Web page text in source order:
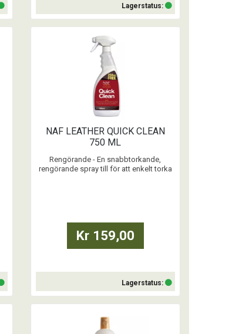
Lagerstatus:
Köp
NAF LEATHER QUICK CLEAN
750 ML
Rengörande - En snabbtorkande,
rengörande spray till för att enkelt torka
...
Kr 159,00
Lagerstatus:
Köp